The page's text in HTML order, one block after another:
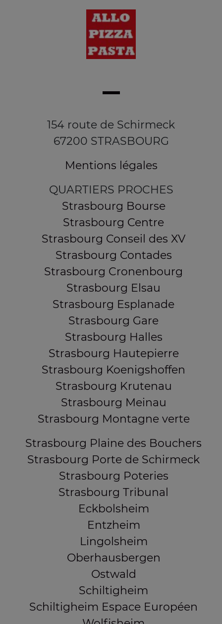
154 route de Schirmeck
67200 STRASBOURG
Mentions légales
QUARTIERS PROCHES
Strasbourg Bourse
Strasbourg Centre
Strasbourg Conseil des XV
Strasbourg Contades
Strasbourg Cronenbourg
Strasbourg Elsau
Strasbourg Esplanade
Strasbourg Gare
Strasbourg Halles
Strasbourg Hautepierre
Strasbourg Koenigshoffen
Strasbourg Krutenau
Strasbourg Meinau
Strasbourg Montagne verte
Strasbourg Plaine des Bouchers
Strasbourg Porte de Schirmeck
Strasbourg Poteries
Strasbourg Tribunal
Eckbolsheim
Entzheim
Lingolsheim
Oberhausbergen
Ostwald
Schiltigheim
Schiltigheim Espace Européen